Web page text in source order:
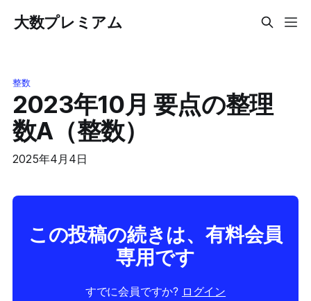
大数プレミアム
整数
2023年10月 要点の整理
数A（整数）
2025年4月4日
この投稿の続きは、有料会員
専用です
すでに会員ですか? ログイン